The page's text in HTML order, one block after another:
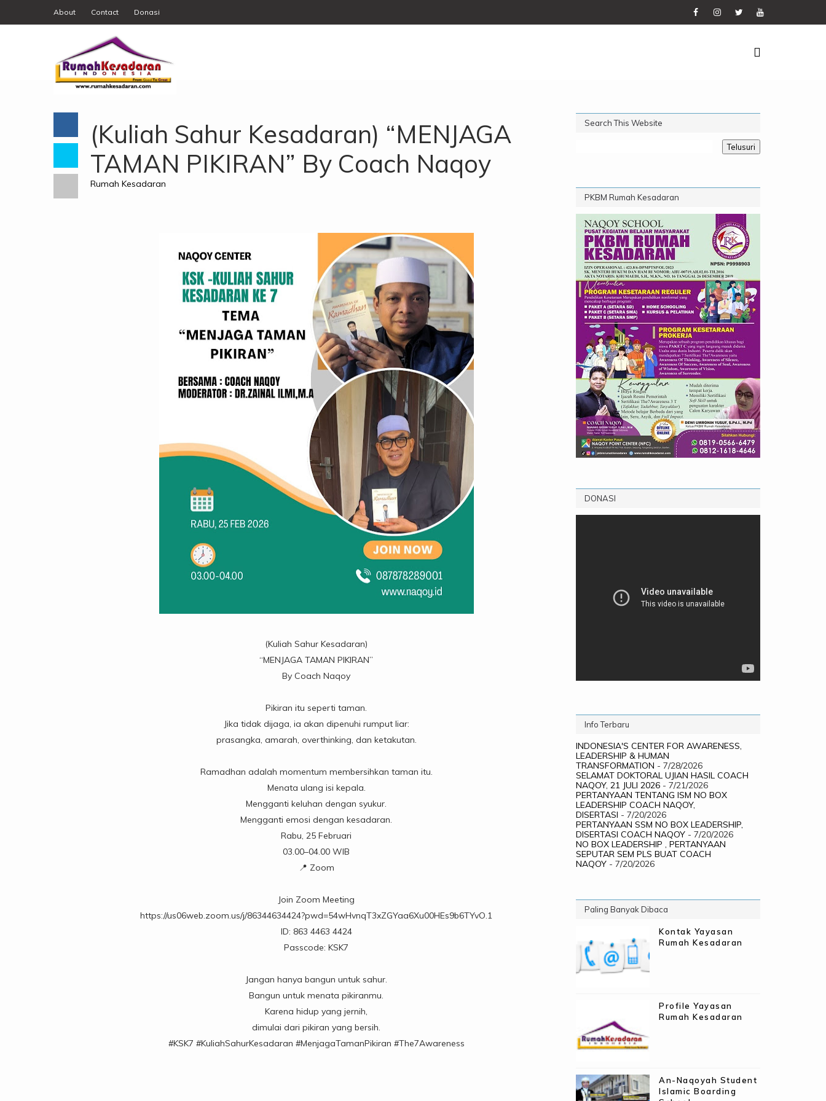
About Contact Donasi
(Kuliah Sahur Kesadaran) “MENJAGA
TAMAN PIKIRAN” By Coach Naqoy
Rumah Kesadaran
(Kuliah Sahur Kesadaran)
“MENJAGA TAMAN PIKIRAN”
By Coach Naqoy
Pikiran itu seperti taman.
Jika tidak dijaga, ia akan dipenuhi rumput liar:
prasangka, amarah, overthinking, dan ketakutan.
Ramadhan adalah momentum membersihkan taman itu.
Menata ulang isi kepala.
Mengganti keluhan dengan syukur.
Mengganti emosi dengan kesadaran.
Rabu, 25 Februari
03.00–04.00 WIB
📍 Zoom
Join Zoom Meeting
https://us06web.zoom.us/j/86344634424?pwd=54wHvnqT3xZGYaa6Xu00HEs9b6TYvO.1
ID: 863 4463 4424
Passcode: KSK7
Jangan hanya bangun untuk sahur.
Bangun untuk menata pikiranmu.
Karena hidup yang jernih,
dimulai dari pikiran yang bersih.
#KSK7 #KuliahSahurKesadaran #MenjagaTamanPikiran #The7Awareness
Search This Website
PKBM Rumah Kesadaran
DONASI
Info Terbaru
INDONESIA'S CENTER FOR AWARENESS,
LEADERSHIP & HUMAN
TRANSFORMATION - 7/28/2026
SELAMAT DOKTORAL UJIAN HASIL COACH
NAQOY, 21 JULI 2026 - 7/21/2026
PERTANYAAN TENTANG ISM NO BOX
LEADERSHIP COACH NAQOY,
DISERTASI - 7/20/2026
PERTANYAAN SSM NO BOX LEADERSHIP,
DISERTASI COACH NAQOY - 7/20/2026
NO BOX LEADERSHIP , PERTANYAAN
SEPUTAR SEM PLS BUAT COACH
NAQOY - 7/20/2026
Paling Banyak Dibaca
Kontak Yayasan
Rumah Kesadaran
Profile Yayasan
Rumah Kesadaran
An-Naqoyah Student
Islamic Boarding